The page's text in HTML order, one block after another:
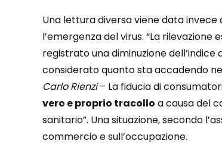
Una lettura diversa viene data
l’emergenza del virus. “La
registrato una diminuzione
considerato quanto sta accadendo
Carlo Rienzi– La fiducia di
vero e proprio tracollo a causa del
sanitario”. Una situazione, secondo
commercio e sull’occupazione.